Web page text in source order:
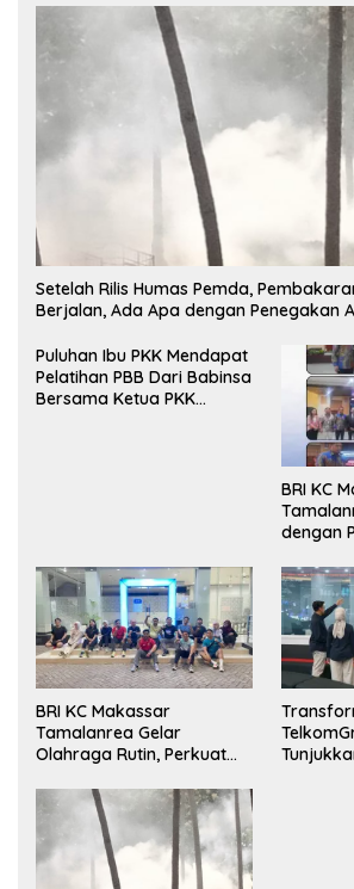
Setelah Rilis Humas Pemda,
Berjalan, Ada Apa dengan Penegakan
Puluhan Ibu PKK Mendapat
Pelatihan PBB Dari Babinsa
Bersama Ketua PKK
BRI KC
dengan
BRI KC Makassar
Tamalanrea Gelar
Olahraga Rutin, Perkuat
Kerja Sehat